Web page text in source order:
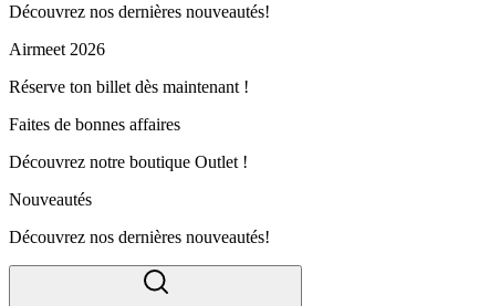
Découvrez nos dernières nouveautés!
Airmeet 2026
Réserve ton billet dès maintenant !
Faites de bonnes affaires
Découvrez notre boutique Outlet !
Nouveautés
Découvrez nos dernières nouveautés!